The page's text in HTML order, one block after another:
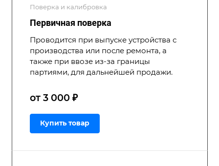
Поверка и калибровка
Первичная поверка
Проводится при выпуске устройства с
производства или после ремонта, а
также при ввозе из-за границы
партиями, для дальнейшей продажи.
от 3 000 ₽
Купить товар